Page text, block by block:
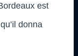
est
donna